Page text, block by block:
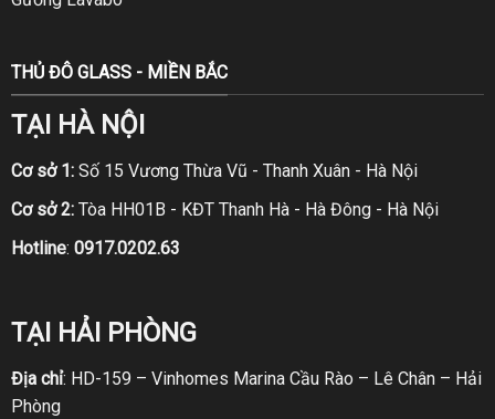
THỦ ĐÔ GLASS - MIỀN BẮC
TẠI HÀ NỘI
Cơ sở 1:Số 15 Vương Thừa Vũ - Thanh Xuân - Hà Nội
Cơ sở 2:Tòa HH01B - KĐT Thanh Hà - Hà Đông - Hà Nội
Hotline: 0917.0202.63
TẠI HẢI PHÒNG
Địa chỉ: HD-159 – Vinhomes Marina Cầu Rào – Lê Chân – Hải
Phòng